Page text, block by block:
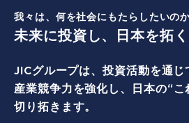
我々は、何を社会にもたらしたいの
未来に投資し、日本を拓く
JICグループは、投資活動を通じ
産業競争力を強化し、日本の“こ
切り拓きます。